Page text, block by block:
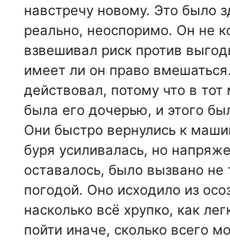
навстречу новому. Это было
реально, неоспоримо. Он не
взвешивал риск против
имеет ли он право
действовал, потому что в
была его дочерью, и этого
Они быстро вернулись к
буря усиливалась, но
оставалось, было вызвано не
погодой. Оно исходило из
насколько всё хрупко, как
пойти иначе, сколько всего